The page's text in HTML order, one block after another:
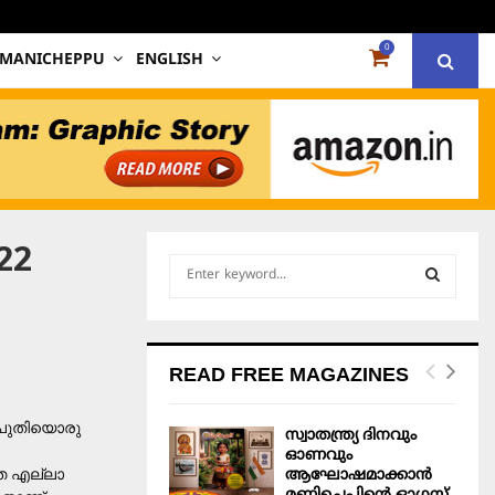
ENGLISH
0
പുതിയൊരു
എല്ലാ
h
o
E
READ FREE MAGAZINES
സ്വാതന്ത്ര്യ ദിനവും
ഓണവും
ആഘോഷമാക്കാൻ